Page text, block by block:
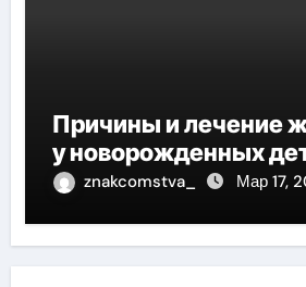
Причины и лечение
у новорожденных
znakcomstva_ Мар 17,